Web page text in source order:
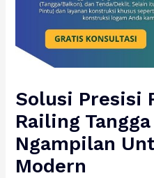
Solusi Presisi
Railing
Ngampilan
Modern